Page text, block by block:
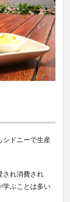
シドニーで生産
され消費され
学ぶことは多い